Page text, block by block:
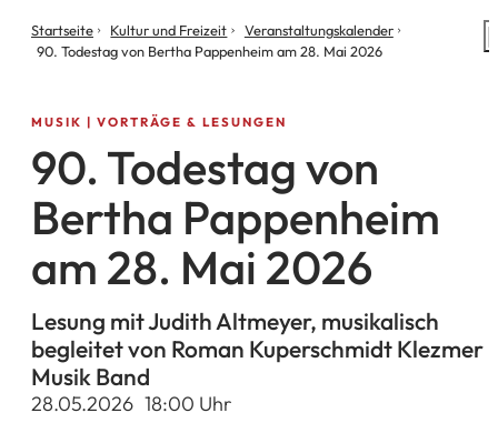
Sie
befinden
Startseite Kultur und Freizeit
Veranstaltungs­kalender
90. Todestag von Bertha Pappenheim am 28. Mai 2026
MUSIK | VORTRÄGE & LESUNGEN
90. Todestag von
Bertha Pappenheim
am 28. Mai 2026
Lesung mit Judith Altmeyer, musikalisch
begleitet von Roman Kuperschmidt Klezmer
Musik Band
28.05.2026 18:00 Uhr